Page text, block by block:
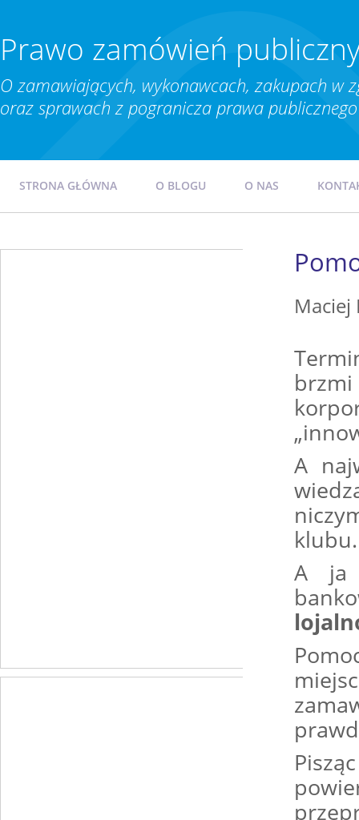
Prawo zamówień
O zamawiających, wykonawcach, zakupach w
oraz sprawach z pogranicza prawa
STRONA GŁÓWNA O BLOGU O NAS
Maciej
A
klubu.
A ja